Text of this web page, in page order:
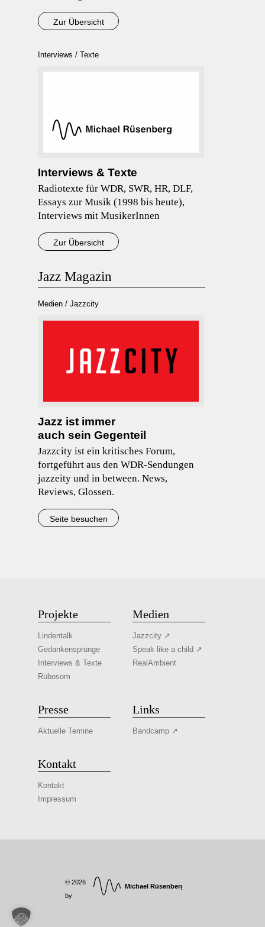
Zur Übersicht
Interviews / Texte
Interviews & Texte
Radiotexte für WDR, SWR, HR, DLF,
Essays zur Musik (1998 bis heute),
Interviews mit MusikerInnen
Zur Übersicht
Jazz Magazin
Medien / Jazzcity
Jazz ist immer
auch sein Gegenteil
Jazzcity ist ein kritisches Forum,
fortgeführt aus den WDR-Sendungen
jazzeity und in between. News,
Reviews, Glossen.
Seite besuchen
Projekte
Lindentalk
Gedankensprünge
Interviews & Texte
Rübosom
Medien
Jazzcity ↗
Speak like a child ↗
RealAmbient
Presse
Aktuelle Temine
Links
Bandcamp ↗
Kontakt
Kontakt
Impressum
© 2026
by